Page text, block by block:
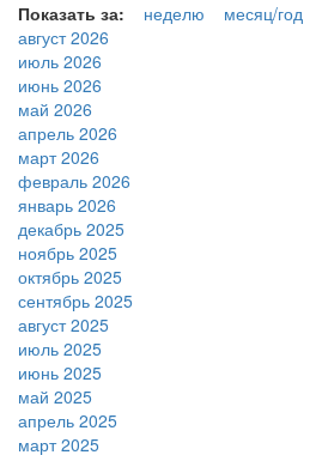
Показать за: неделю месяц/год
август 2026
июль 2026
июнь 2026
май 2026
апрель 2026
март 2026
февраль 2026
январь 2026
декабрь 2025
ноябрь 2025
октябрь 2025
сентябрь 2025
август 2025
июль 2025
июнь 2025
май 2025
апрель 2025
март 2025